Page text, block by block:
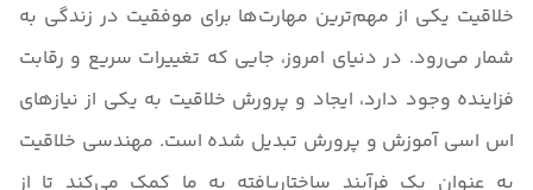
خلاقیت یکی از مهم‌ترین مهارت‌ها برای موفقیت در زندگی به
شمار می‌رود. در دنیای امروز، جایی که تغییرات سریع و رقابت
فزاینده وجود دارد، ایجاد و پرورش خلاقیت به یکی از نیازهای
اس اسی آموزش و پرورش تبدیل شده است. مهندسی خلاقیت
به عنوان یک فرآیند ساختاریافته به ما کمک می‌کند تا از